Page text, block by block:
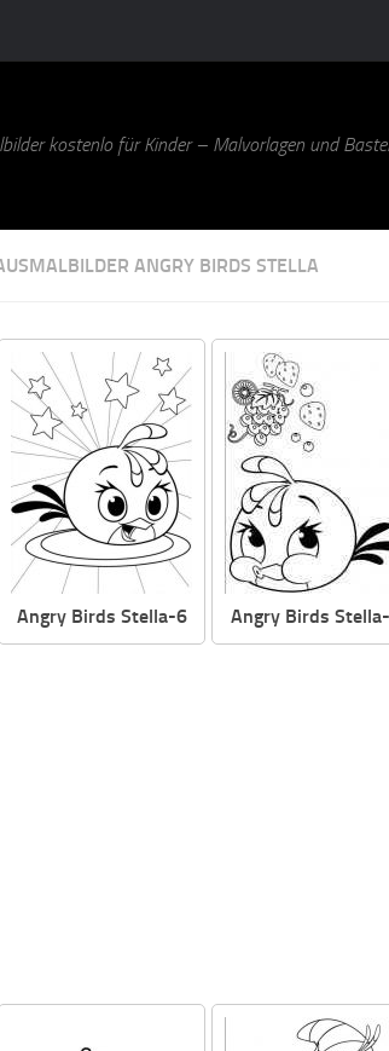
kostenlo für Kinder – Malvorlagen und
ANGRY BIRDS STELLA
Angry Birds Stella-6 Angry Birds